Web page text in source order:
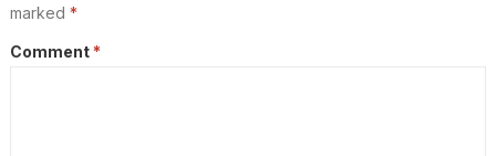
marked *
Comment *